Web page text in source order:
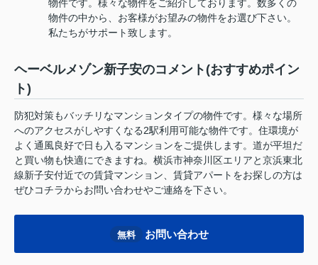
物件です。様々な物件をご紹介しております。数多くの
物件の中から、お客様がお望みの物件をお選び下さい。
私たちがサポート致します。
ヘーベルメゾン新子安のコメント(おすすめポイン
ト)
防犯対策もバッチリなマンションタイプの物件です。様々な場所
へのアクセスがしやすくなる2駅利用可能な物件です。住環境が
よく通風良好で日も入るマンションをご提供します。道が平坦だ
と買い物も快適にできますね。横浜市神奈川区エリアと京浜東北
線新子安付近での賃貸マンション、賃貸アパートをお探しの方は
ぜひコチラからお問い合わせやご連絡を下さい。
無料 お問い合わせ